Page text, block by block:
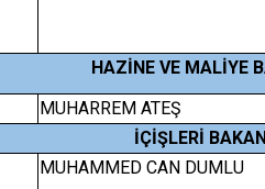
HAZİNE VE MALİYE
MUHARREM ATEŞ
İÇİŞLERİ
MUHAMMED CAN DUMLU